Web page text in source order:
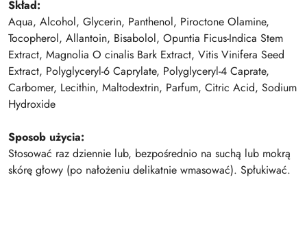
Skład:
Aqua, Alcohol, Glycerin, Panthenol, Piroctone Olamine,
Tocopherol, Allantoin, Bisabolol, Opuntia Ficus-Indica Stem
Extract, Magnolia O cinalis Bark Extract, Vitis Vinifera Seed
Extract, Polyglyceryl-6 Caprylate, Polyglyceryl-4 Caprate,
Carbomer, Lecithin, Maltodextrin, Parfum, Citric Acid, Sodium
Hydroxide
Sposob użycia:
Stosować raz dziennie lub, bezpośrednio na suchą lub mokrą
skórę głowy (po nałożeniu delikatnie wmasować). Spłukiwać.